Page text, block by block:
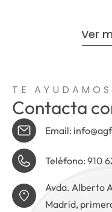
Ver
TE AYUDAMOS
Contacta
Email:
Teléfono: 910
Avda. Alberto
Madrid,